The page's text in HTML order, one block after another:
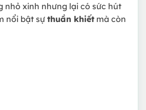
nhỏ xinh nhưng lại có sức hút
nổi bật sự thuần khiết mà còn